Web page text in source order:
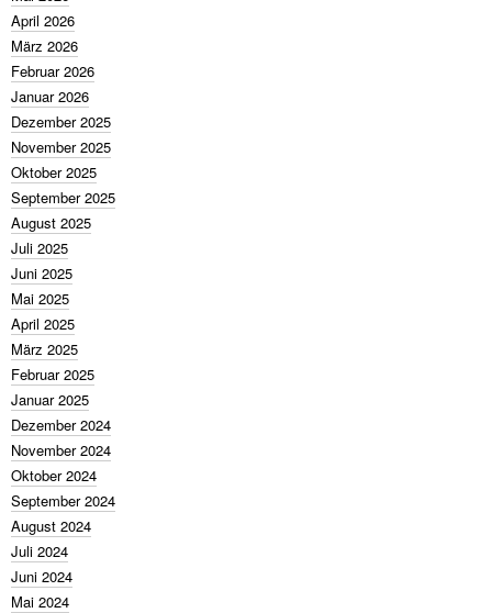
April 2026
März 2026
Februar 2026
Januar 2026
Dezember 2025
November 2025
Oktober 2025
September 2025
August 2025
Juli 2025
Juni 2025
Mai 2025
April 2025
März 2025
Februar 2025
Januar 2025
Dezember 2024
November 2024
Oktober 2024
September 2024
August 2024
Juli 2024
Juni 2024
Mai 2024